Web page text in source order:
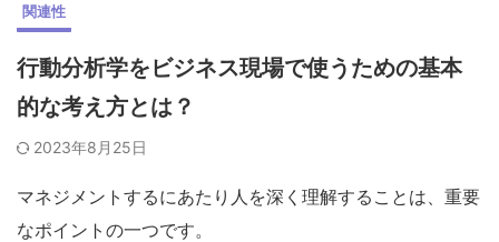
関連性
行動分析学をビジネス現場で使うための基本
的な考え方とは？
2023年8月25日
マネジメントするにあたり人を深く理解することは、重要
なポイントの一つです。